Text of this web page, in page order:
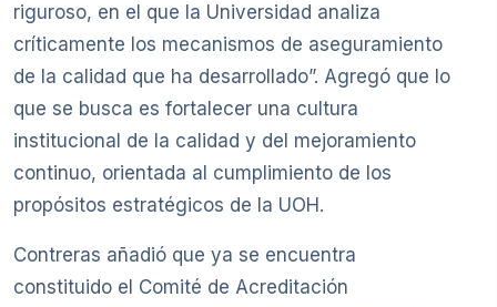
riguroso, en el que la Universidad analiza
críticamente los mecanismos de aseguramiento
de la calidad que ha desarrollado”. Agregó que lo
que se busca es fortalecer una cultura
institucional de la calidad y del mejoramiento
continuo, orientada al cumplimiento de los
propósitos estratégicos de la UOH.
Contreras añadió que ya se encuentra
constituido el Comité de Acreditación